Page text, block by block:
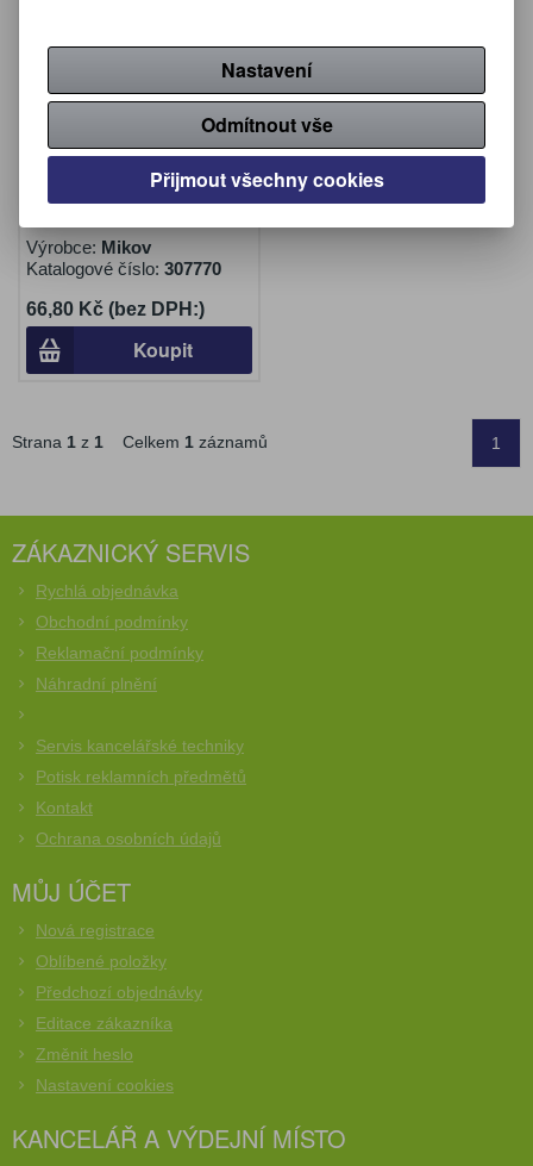
Magnetický držák na
dopisní sponky RON -
Výrobce: Mikov
Katalogové číslo: 307770
66,80 Kč (bez DPH:)
Koupit
Strana 1 z 1 Celkem 1 záznamů 1
ZÁKAZNICKÝ SERVIS
Rychlá objednávka
Obchodní podmínky
Reklamační podmínky
Náhradní plnění
Servis kancelářské techniky
Potisk reklamních předmětů
Kontakt
Ochrana osobních údajů
MŮJ ÚČET
Nová registrace
Oblíbené položky
Předchozí objednávky
Editace zákazníka
Změnit heslo
Nastavení cookies
KANCELÁŘ A VÝDEJNÍ MÍSTO
Nastavení
Odmítnout vše
Přijmout všechny cookies